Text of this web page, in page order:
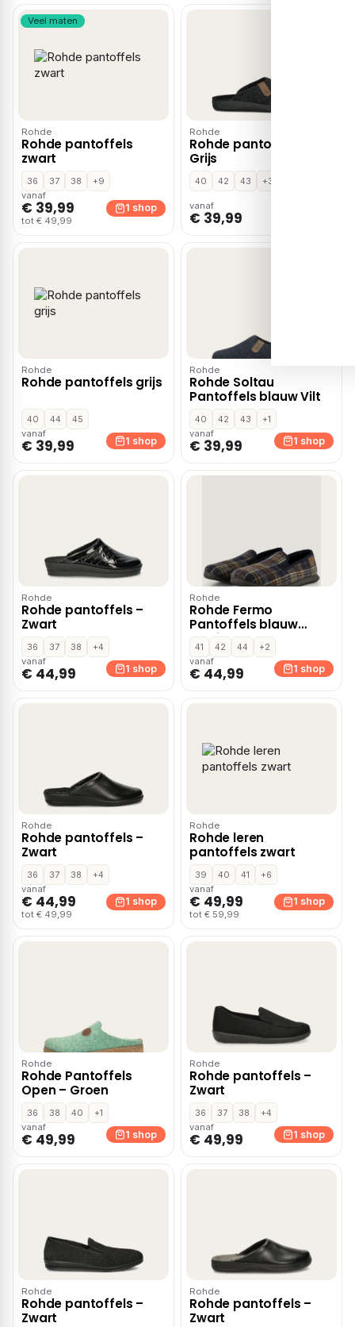
Veel maten
Rohde
Rohde pantoffels
zwart
36 37 38
+9
vanaf
€ 39,99
tot € 49,99
1 shop
Rohde
Rohde pantoffels –
Grijs
40 42 43 +3
vanaf
€ 39,99
Rohde
Rohde pantoffels grijs
40 44
45
vanaf
€ 39,99 1 shop
Rohde
Rohde Soltau
Pantoffels blauw Vilt
40 42 43
+1
vanaf
€ 39,99 1 shop
Rohde
Rohde pantoffels –
Zwart
36 37 38
+4
vanaf
€ 44,99 1 shop
Rohde
Rohde Fermo
Pantoffels blauw
Textiel
41 42 44
+2
vanaf
€ 44,99 1 shop
Rohde
Rohde pantoffels –
Zwart
36 37 38
+4
vanaf
€ 44,99
tot € 49,99
1 shop
Rohde
Rohde leren
pantoffels zwart
39 40 41
+6
vanaf
€ 49,99
tot € 59,99
1 shop
Rohde
Rohde Pantoffels
Open – Groen
36 38 40
+1
vanaf
€ 49,99 1 shop
Rohde
Rohde pantoffels –
Zwart
36 37 38
+4
vanaf
€ 49,99 1 shop
Rohde
Rohde pantoffels –
Zwart
Rohde
Rohde pantoffels –
Zwart